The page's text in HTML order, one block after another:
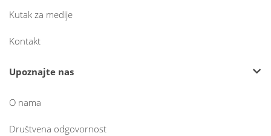
Kutak za medije
Kontakt
Upoznajte nas
O nama
Društvena odgovornost